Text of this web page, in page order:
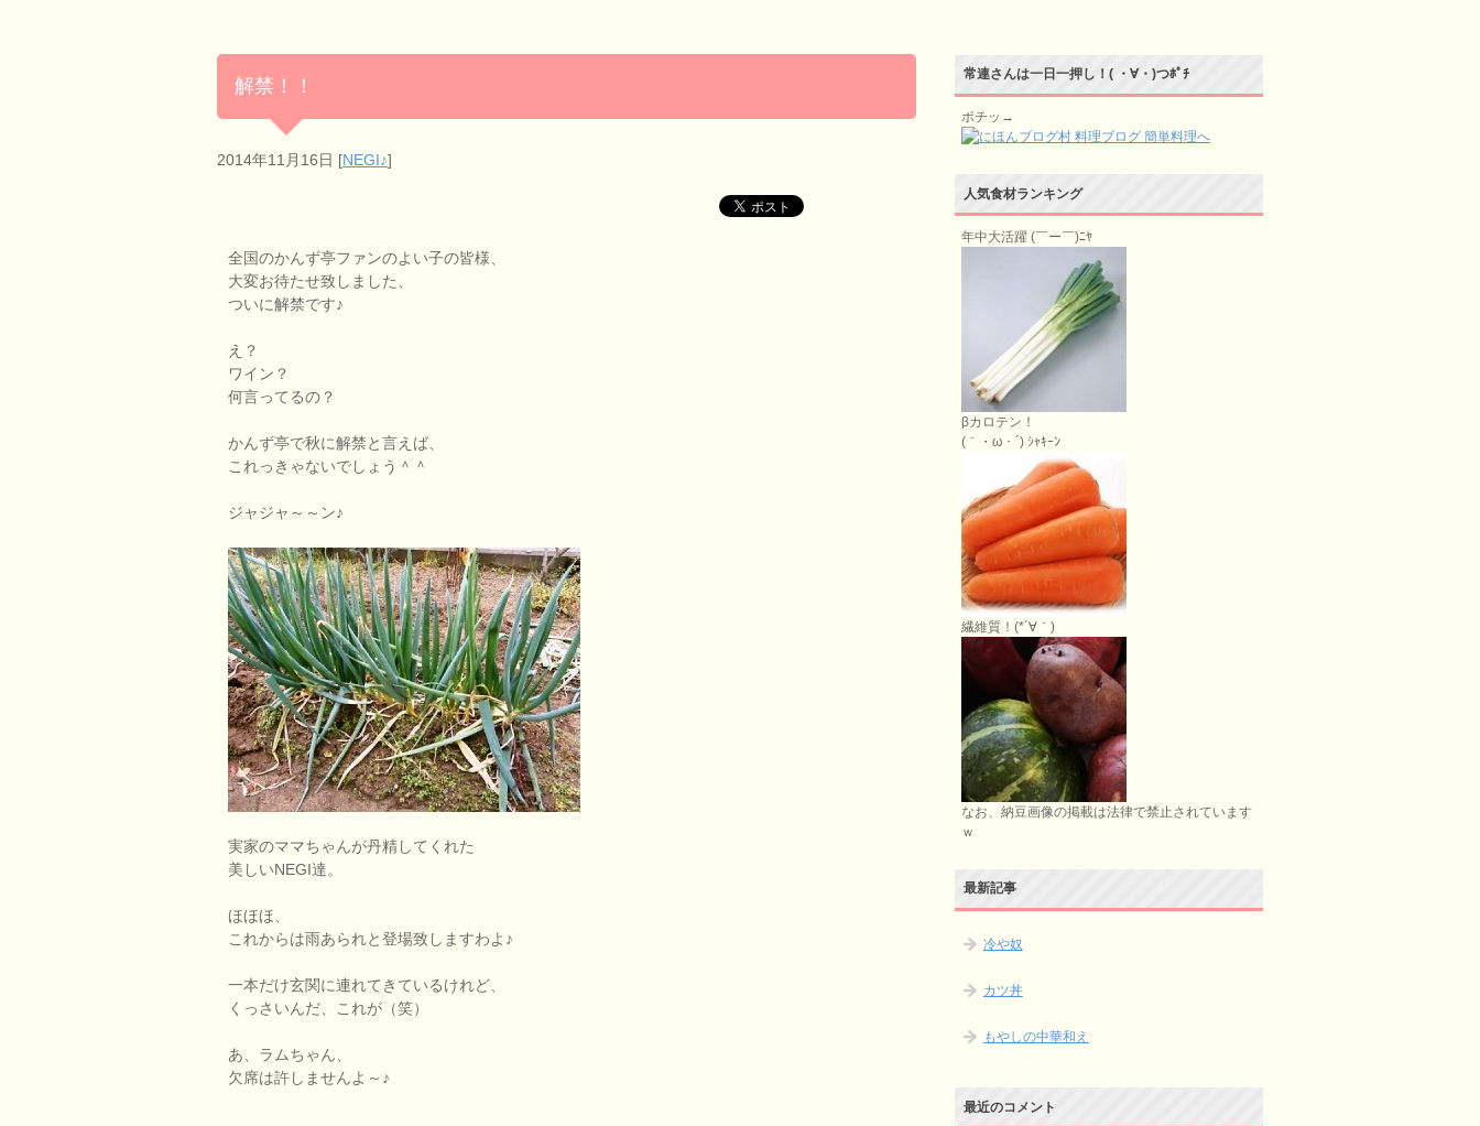
解禁！！
2014年11月16日 [NEGI♪]
全国のかんず亭ファンのよい子の皆様、
大変お待たせ致しました、
ついに解禁です♪
え？
ワイン？
何言ってるの？
かんず亭で秋に解禁と言えば、
これっきゃないでしょう＾＾
ジャジャ～～ン♪
実家のママちゃんが丹精してくれた
美しいNEGI達。
ほほほ、
これからは雨あられと登場致しますわよ♪
一本だけ玄関に連れてきているけれど、
くっさいんだ、これが（笑）
あ、ラムちゃん、
欠席は許しませんよ～♪
常連さんは一日一押し！( ・∀・)つﾎﾟﾁ
ポチッ→
人気食材ランキング
年中大活躍 (￣ー￣)ﾆﾔ
βカロテン！
(｀・ω・´) ｼｬｷｰﾝ
繊維質！(*´∀｀)
なお、納豆画像の掲載は法律で禁止されています
ｗ
最新記事
冷や奴
カツ丼
もやしの中華和え
最近のコメント